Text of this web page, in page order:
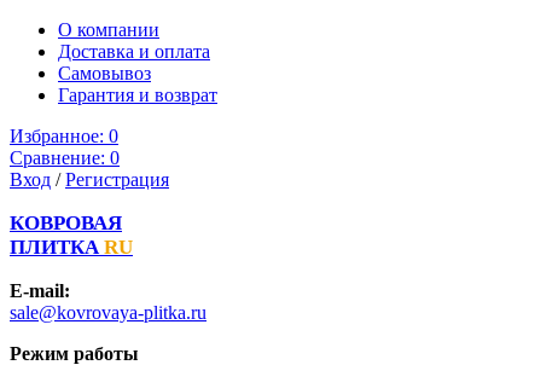
О компании
Доставка и оплата
Самовывоз
Гарантия и возврат
Избранное: 0
Сравнение: 0
Вход /Регистрация
КОВРОВАЯ
ПЛИТКА RU
E-mail:
sale@kovrovaya-plitka.ru
Режим работы